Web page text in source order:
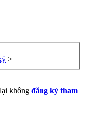
>
không đăng ký tham